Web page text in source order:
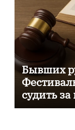
Бывших
судить